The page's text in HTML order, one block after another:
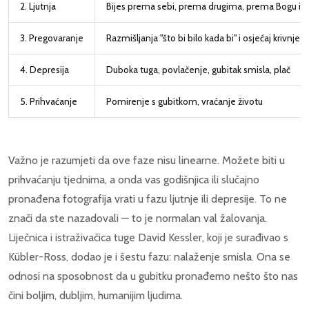
2. Ljutnja Bijes prema sebi, prema drugima, prema Bogu ili
3. Pregovaranje Razmišljanja "što bi bilo kada bi" i osjećaj krivnje
4. Depresija Duboka tuga, povlačenje, gubitak smisla, plač
5. Prihvaćanje Pomirenje s gubitkom, vraćanje životu
Važno je razumjeti da ove faze nisu linearne. Možete biti u
prihvaćanju tjednima, a onda vas godišnjica ili slučajno
pronađena fotografija vrati u fazu ljutnje ili depresije. To ne
znači da ste nazadovali — to je normalan val žalovanja.
Liječnica i istraživačica tuge David Kessler, koji je surađivao s
Kübler-Ross, dodao je i šestu fazu: nalaženje smisla. Ona se
odnosi na sposobnost da u gubitku pronađemo nešto što nas
čini boljim, dubljim, humanijim ljudima.